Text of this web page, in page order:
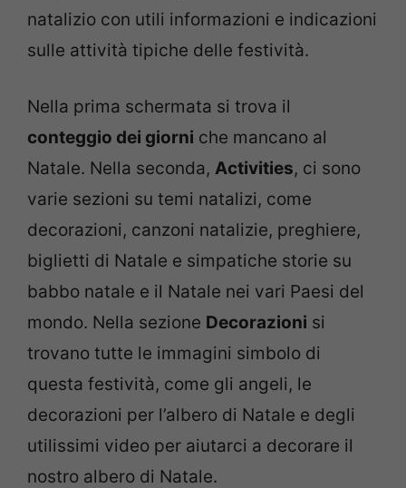
natalizio con utili informazioni e indicazioni
sulle attività tipiche delle festività.
Nella prima schermata si trova il
conteggio dei giorni che mancano al
Natale. Nella seconda, Activities, ci sono
varie sezioni su temi natalizi, come
decorazioni, canzoni natalizie, preghiere,
biglietti di Natale e simpatiche storie su
babbo natale e il Natale nei vari Paesi del
mondo. Nella sezione Decorazioni si
trovano tutte le immagini simbolo di
questa festività, come gli angeli, le
decorazioni per l’albero di Natale e degli
utilissimi video per aiutarci a decorare il
nostro albero di Natale.